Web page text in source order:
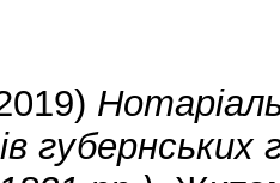
губернських